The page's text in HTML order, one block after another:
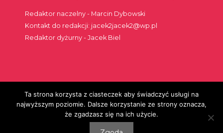
Redaktor naczelny - Marcin Dybowski
Kontakt do redakcji: jacek2jacek2@wp.pl
Redaktor dyżurny - Jacek Biel
Szukaj:
Ta strona korzysta z ciasteczek aby świadczyć usługi na
najwyższym poziomie. Dalsze korzystanie ze strony oznacza,
że zgadzasz się na ich użycie.